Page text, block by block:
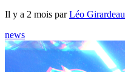
Il y a 2 mois parLéo Girardeau
news